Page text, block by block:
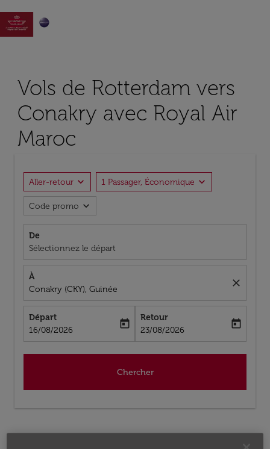

Vols de Rotterdam vers
Conakry avec Royal Air
Maroc
Aller-retour expand_more 1 Passager, Économique expand_more
Code promo expand_more
De
Sélectionnez le départ
À
Conakry (CKY), Guinée
close
Départ
fc-booking-departure-date-aria-label
16/08/2026
today
Retour
fc-booking-return-date-aria-label
23/08/2026
today
Chercher